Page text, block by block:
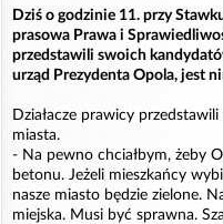
Dziś o godzinie 11. przy
prasowa Prawa i
przedstawili swoich
urząd Prezydenta Opola, jest
Działacze prawicy
miasta.
- Na pewno chciałbym, żeby
betonu. Jeżeli mieszkańcy
nasze miasto będzie zielone.
miejska. Musi być sprawna.